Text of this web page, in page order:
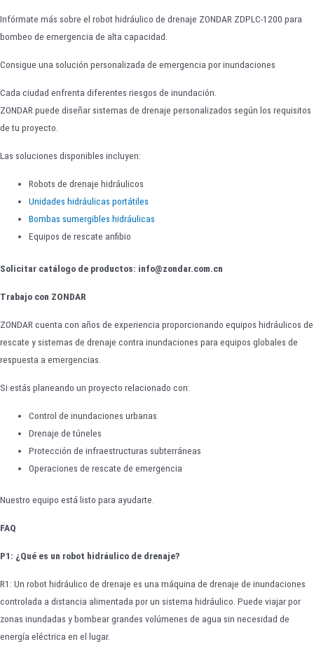
Infórmate más sobre el robot hidráulico de drenaje ZONDAR ZDPLC-1200 para
bombeo de emergencia de alta capacidad.
Consigue una solución personalizada de emergencia por inundaciones
Cada ciudad enfrenta diferentes riesgos de inundación.
ZONDAR puede diseñar sistemas de drenaje personalizados según los requisitos
de tu proyecto.
Las soluciones disponibles incluyen:
Robots de drenaje hidráulicos
Unidades hidráulicas portátiles
Bombas sumergibles hidráulicas
Equipos de rescate anfibio
Solicitar catálogo de productos: info@zondar.com.cn
Trabajo con ZONDAR
ZONDAR cuenta con años de experiencia proporcionando equipos hidráulicos de
rescate y sistemas de drenaje contra inundaciones para equipos globales de
respuesta a emergencias.
Si estás planeando un proyecto relacionado con:
Control de inundaciones urbanas
Drenaje de túneles
Protección de infraestructuras subterráneas
Operaciones de rescate de emergencia
Nuestro equipo está listo para ayudarte.
FAQ
P1: ¿Qué es un robot hidráulico de drenaje?
R1: Un robot hidráulico de drenaje es una máquina de drenaje de inundaciones
controlada a distancia alimentada por un sistema hidráulico. Puede viajar por
zonas inundadas y bombear grandes volúmenes de agua sin necesidad de
energía eléctrica en el lugar.